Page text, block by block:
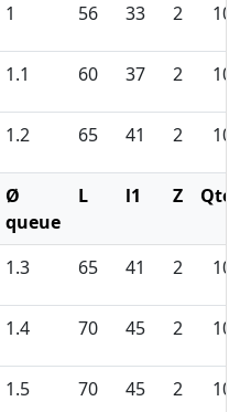
1 56 33 2 10
1.1 60 37 2 10
1.2 65 41 2 10
Ø
queue
L l1 Z Qté
1.3 65 41 2 10
1.4 70 45 2 10
1.5 70 45 2 10